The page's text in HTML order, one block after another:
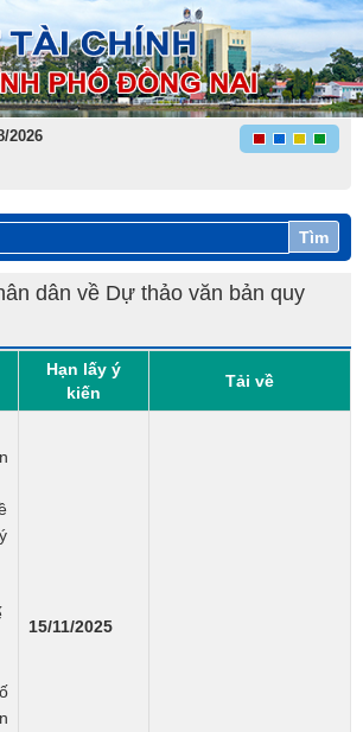
2026
Tìm
dân về Dự thảo văn bản quy
Hạn lấy ý
kiến
Tải về
15/11/2025